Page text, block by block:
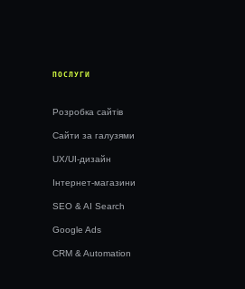
ПОСЛУГИ
Розробка сайтів
Сайти за галузями
UX/UI-дизайн
Інтернет-магазини
SEO & AI Search
Google Ads
CRM & Automation